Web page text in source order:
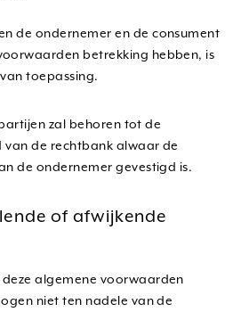
de ondernemer en de consument
betrekking hebben, is
toepassing.
zal behoren tot de
de rechtbank alwaar de
de ondernemer gevestigd is.
of afwijkende
algemene voorwaarden
niet ten nadele van de